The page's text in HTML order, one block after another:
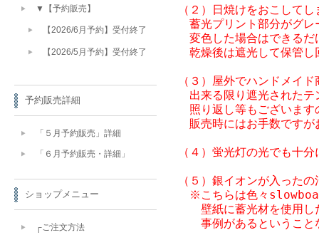
（２）日焼けをおこして
蓄光プリント部分がグレ
変色した場合はできるだ
乾燥後は遮光して保管し
（３）屋外でハンドメイ
出来る限り遮光されたテ
照り返し等もございます
販売時にはお手数ですが
（４）蛍光灯の光でも十
（５）銀イオンが入った
※こちらは色々slowboat
壁紙に蓄光材を使用し
事例があるということ
▼【予約販売】
【2026/6月予約】受付終了
【2026/5月予約】受付終了
予約販売詳細
「５月予約販売」詳細
「６月予約販売・詳細」
ショップメニュー
┌ご注文方法